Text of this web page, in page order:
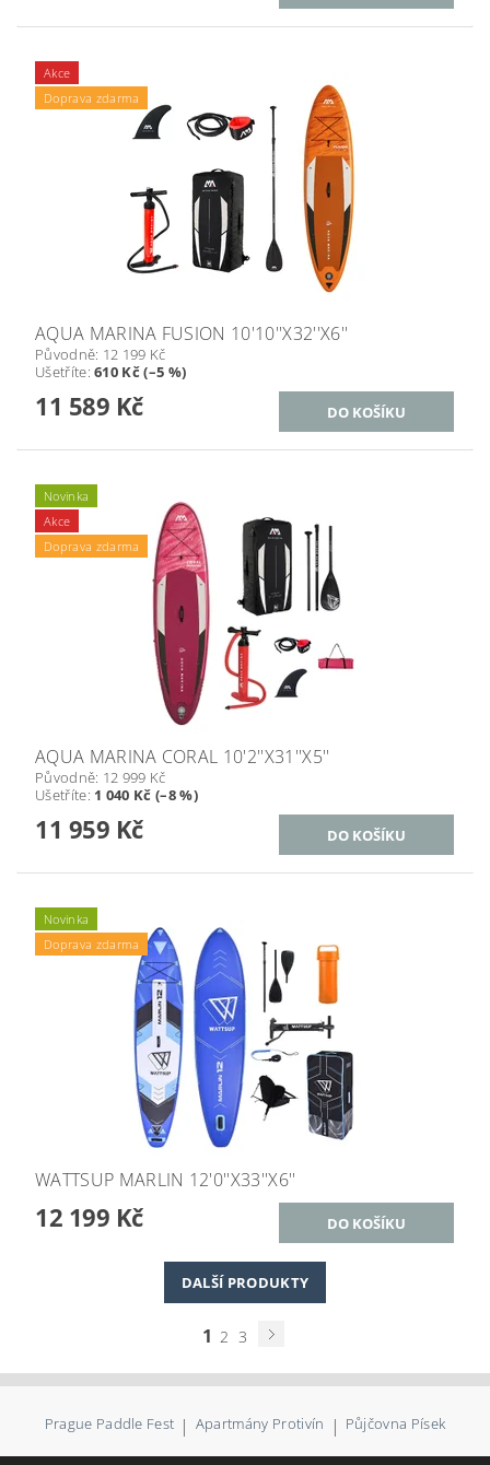
Akce
Doprava zdarma
AQUA MARINA FUSION 10'10''X32''X6''
Původně: 12 199 Kč
Ušetříte:610 Kč (–5 %)
11 589 Kč
Novinka
Akce
Doprava zdarma
AQUA MARINA CORAL 10'2''X31''X5''
Původně: 12 999 Kč
Ušetříte: 1 040 Kč (–8 %)
11 959 Kč
Novinka
Doprava zdarma
WATTSUP MARLIN 12'0''X33''X6''
12 199 Kč
DALŠÍ PRODUKTY
1 2 3
Prague Paddle Fest | Apartmány Protivín | Půjčovna Písek